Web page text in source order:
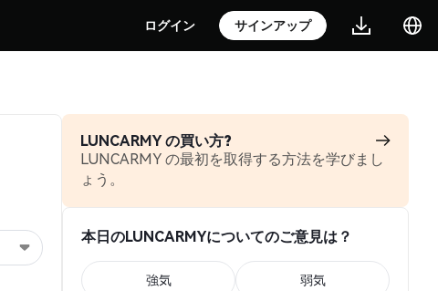
ログイン サインアップ
LUNCARMY の買い方?
LUNCARMY の最初を取得する方法を学びまし
ょう。
本日のLUNCARMYについてのご意見は？
強気 弱気